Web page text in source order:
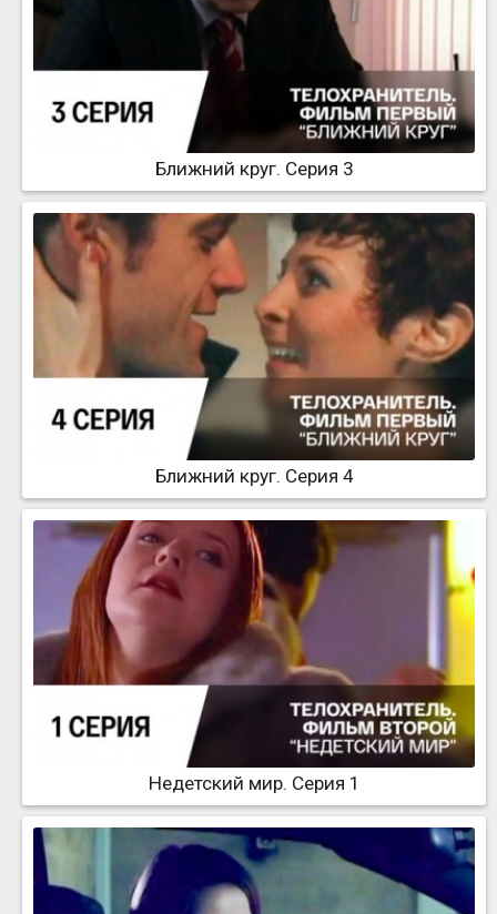
Ближний круг. Серия 3
Ближний круг. Серия 4
Недетский мир. Серия 1